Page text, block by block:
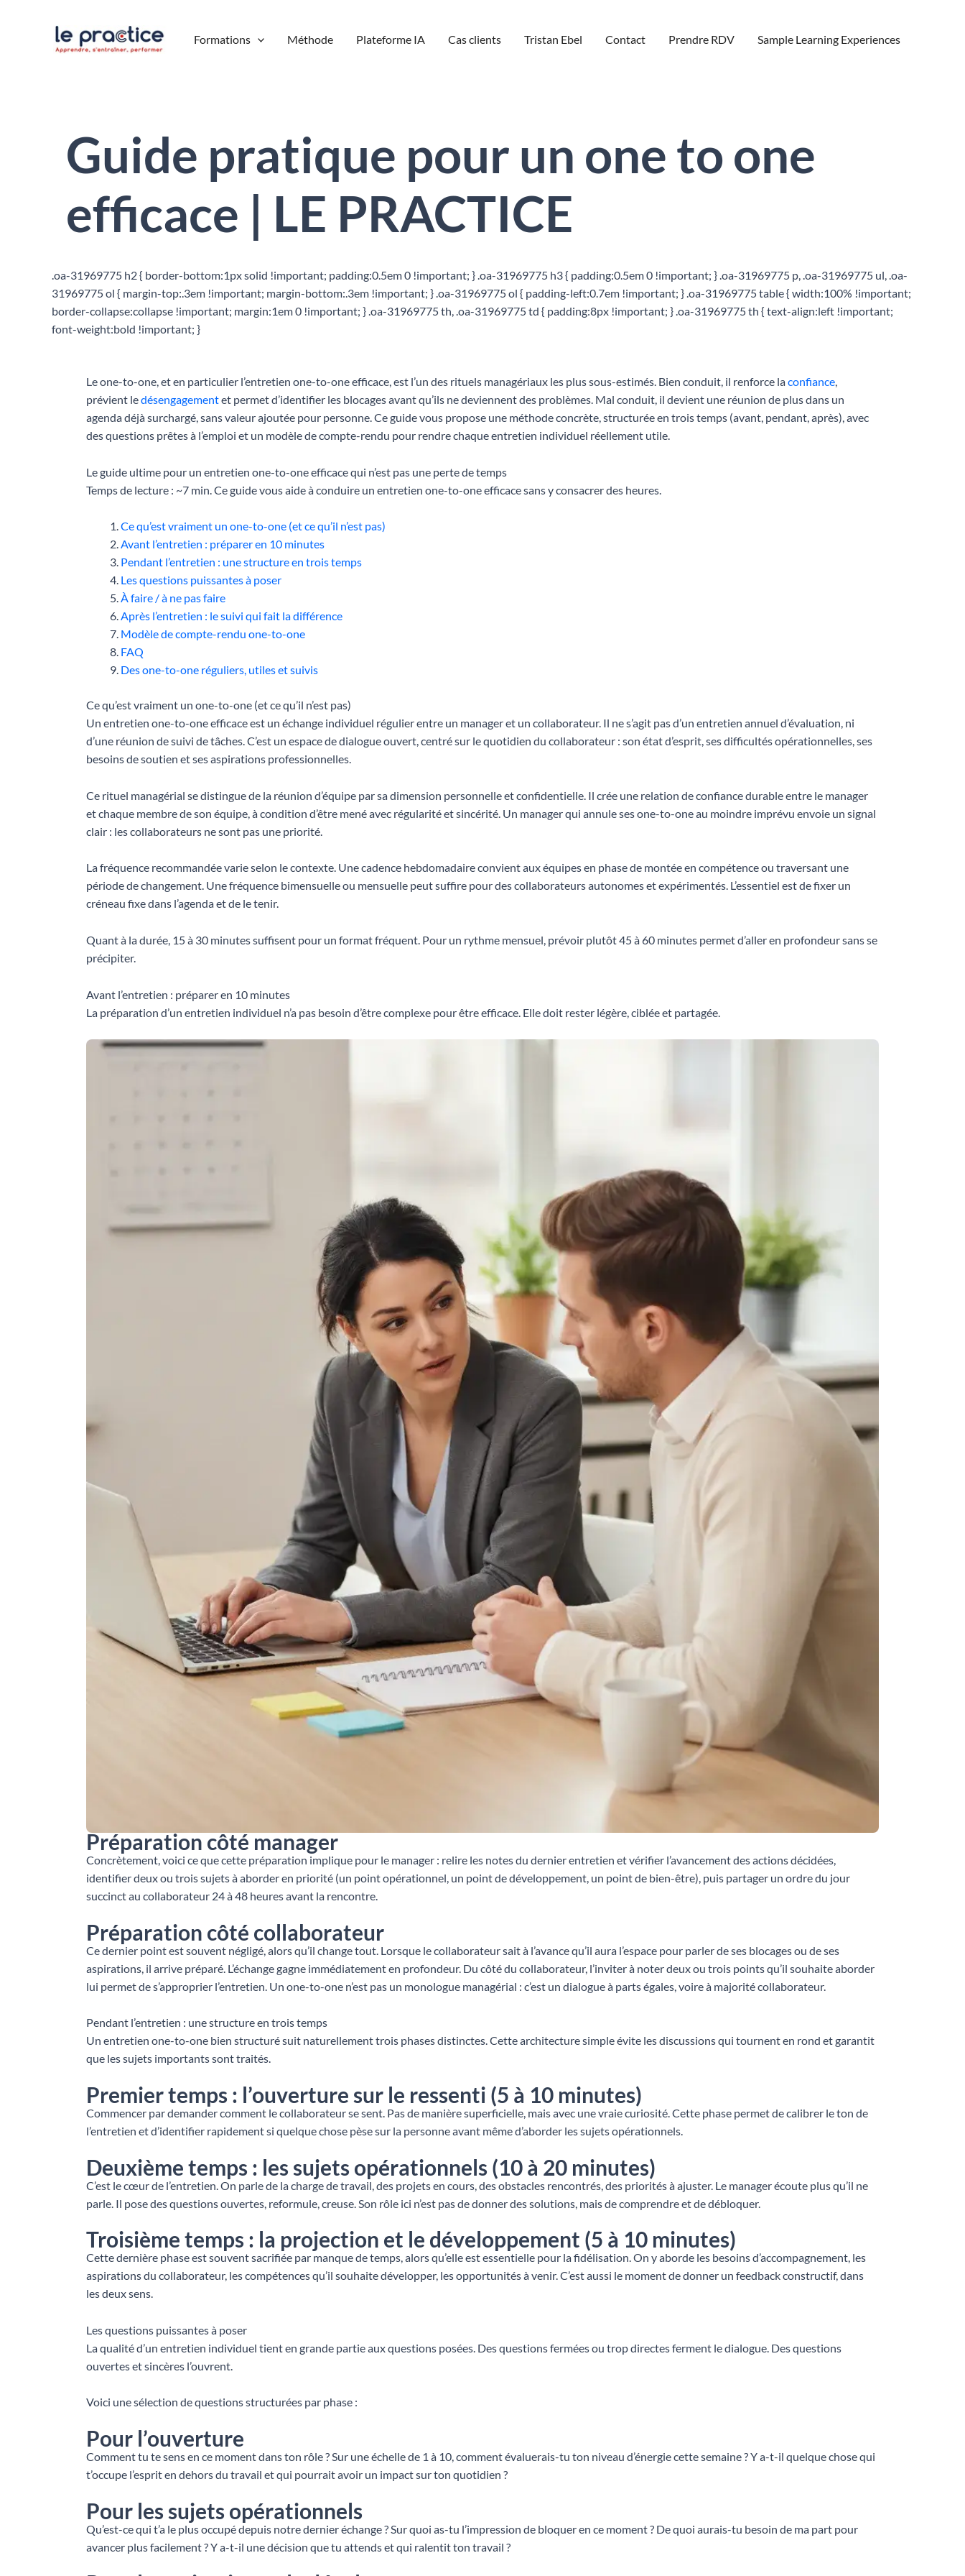
Formations Méthode Plateforme IA Cas clients Tristan Ebel Contact Prendre RDV Sample Learning Experiences
Guide pratique pour un one to one
efficace | LE PRACTICE
.oa-31969775 h2 { border-bottom:1px solid !important; padding:0.5em 0 !important; } .oa-31969775 h3 { padding:0.5em 0 !important; } .oa-31969775 p, .oa-31969775 ul, .oa-
31969775 ol { margin-top:.3em !important; margin-bottom:.3em !important; } .oa-31969775 ol { padding-left:0.7em !important; } .oa-31969775 table { width:100% !important;
border-collapse:collapse !important; margin:1em 0 !important; } .oa-31969775 th, .oa-31969775 td { padding:8px !important; } .oa-31969775 th { text-align:left !important;
font-weight:bold !important; }
Le one-to-one, et en particulier l’entretien one-to-one efficace, est l’un des rituels managériaux les plus sous-estimés. Bien conduit, il renforce laconfiance,
prévient ledésengagementet permet d’identifier les blocages avant qu’ils ne deviennent des problèmes. Mal conduit, il devient une réunion de plus dans un
agenda déjà surchargé, sans valeur ajoutée pour personne. Ce guide vous propose une méthode concrète, structurée en trois temps (avant, pendant, après), avec
des questions prêtes à l’emploi et un modèle de compte-rendu pour rendre chaque entretien individuel réellement utile.
Le guide ultime pour un entretien one-to-one efficace qui n’est pas une perte de temps
Temps de lecture : ~7 min. Ce guide vous aide à conduire un entretien one-to-one efficace sans y consacrer des heures.
Ce qu’est vraiment un one-to-one (et ce qu’il n’est pas)
Avant l’entretien : préparer en 10 minutes
Pendant l’entretien : une structure en trois temps
Les questions puissantes à poser
À faire / à ne pas faire
Après l’entretien : le suivi qui fait la différence
Modèle de compte-rendu one-to-one
FAQ
Des one-to-one réguliers, utiles et suivis
Ce qu’est vraiment un one-to-one (et ce qu’il n’est pas)
Un entretien one-to-one efficace est un échange individuel régulier entre un manager et un collaborateur. Il ne s’agit pas d’un entretien annuel d’évaluation, ni
d’une réunion de suivi de tâches. C’est un espace de dialogue ouvert, centré sur le quotidien du collaborateur : son état d’esprit, ses difficultés opérationnelles, ses
besoins de soutien et ses aspirations professionnelles.
Ce rituel managérial se distingue de la réunion d’équipe par sa dimension personnelle et confidentielle. Il crée une relation de confiance durable entre le manager
et chaque membre de son équipe, à condition d’être mené avec régularité et sincérité. Un manager qui annule ses one-to-one au moindre imprévu envoie un signal
clair : les collaborateurs ne sont pas une priorité.
La fréquence recommandée varie selon le contexte. Une cadence hebdomadaire convient aux équipes en phase de montée en compétence ou traversant une
période de changement. Une fréquence bimensuelle ou mensuelle peut suffire pour des collaborateurs autonomes et expérimentés. L’essentiel est de fixer un
créneau fixe dans l’agenda et de le tenir.
Quant à la durée, 15 à 30 minutes suffisent pour un format fréquent. Pour un rythme mensuel, prévoir plutôt 45 à 60 minutes permet d’aller en profondeur sans se
précipiter.
Avant l’entretien : préparer en 10 minutes
La préparation d’un entretien individuel n’a pas besoin d’être complexe pour être efficace. Elle doit rester légère, ciblée et partagée.
Préparation côté manager
Concrètement, voici ce que cette préparation implique pour le manager : relire les notes du dernier entretien et vérifier l’avancement des actions décidées,
identifier deux ou trois sujets à aborder en priorité (un point opérationnel, un point de développement, un point de bien-être), puis partager un ordre du jour
succinct au collaborateur 24 à 48 heures avant la rencontre.
Préparation côté collaborateur
Ce dernier point est souvent négligé, alors qu’il change tout. Lorsque le collaborateur sait à l’avance qu’il aura l’espace pour parler de ses blocages ou de ses
aspirations, il arrive préparé. L’échange gagne immédiatement en profondeur. Du côté du collaborateur, l’inviter à noter deux ou trois points qu’il souhaite aborder
lui permet de s’approprier l’entretien. Un one-to-one n’est pas un monologue managérial : c’est un dialogue à parts égales, voire à majorité collaborateur.
Pendant l’entretien : une structure en trois temps
Un entretien one-to-one bien structuré suit naturellement trois phases distinctes. Cette architecture simple évite les discussions qui tournent en rond et garantit
que les sujets importants sont traités.
Premier temps : l’ouverture sur le ressenti (5 à 10 minutes)
Commencer par demander comment le collaborateur se sent. Pas de manière superficielle, mais avec une vraie curiosité. Cette phase permet de calibrer le ton de
l’entretien et d’identifier rapidement si quelque chose pèse sur la personne avant même d’aborder les sujets opérationnels.
Deuxième temps : les sujets opérationnels (10 à 20 minutes)
C’est le cœur de l’entretien. On parle de la charge de travail, des projets en cours, des obstacles rencontrés, des priorités à ajuster. Le manager écoute plus qu’il ne
parle. Il pose des questions ouvertes, reformule, creuse. Son rôle ici n’est pas de donner des solutions, mais de comprendre et de débloquer.
Troisième temps : la projection et le développement (5 à 10 minutes)
Cette dernière phase est souvent sacrifiée par manque de temps, alors qu’elle est essentielle pour la fidélisation. On y aborde les besoins d’accompagnement, les
aspirations du collaborateur, les compétences qu’il souhaite développer, les opportunités à venir. C’est aussi le moment de donner un feedback constructif, dans
les deux sens.
Les questions puissantes à poser
La qualité d’un entretien individuel tient en grande partie aux questions posées. Des questions fermées ou trop directes ferment le dialogue. Des questions
ouvertes et sincères l’ouvrent.
Voici une sélection de questions structurées par phase :
Pour l’ouverture
Comment tu te sens en ce moment dans ton rôle ? Sur une échelle de 1 à 10, comment évaluerais-tu ton niveau d’énergie cette semaine ? Y a-t-il quelque chose qui
t’occupe l’esprit en dehors du travail et qui pourrait avoir un impact sur ton quotidien ?
Pour les sujets opérationnels
Qu’est-ce qui t’a le plus occupé depuis notre dernier échange ? Sur quoi as-tu l’impression de bloquer en ce moment ? De quoi aurais-tu besoin de ma part pour
avancer plus facilement ? Y a-t-il une décision que tu attends et qui ralentit ton travail ?